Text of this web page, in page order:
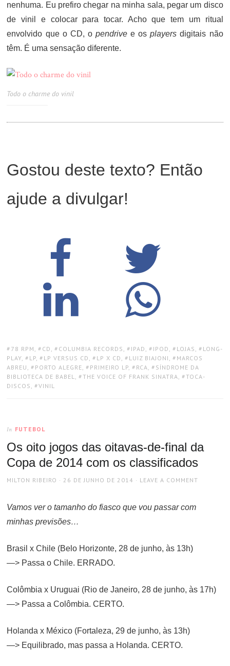
nenhuma. Eu prefiro chegar na minha sala, pegar um disco
de vinil e colocar para tocar. Acho que tem um ritual
envolvido que o CD, o pendrive e osplayers digitais não
têm. É uma sensação diferente.
Todo o charme do vinil
Gostou deste texto? Então
ajude a divulgar!
TAGS:
78 RPM , CD , COLUMBIA RECORDS , IPAD , IPOD , LOJAS , LONG-
PLAY, LP, LP VERSUS CD , LP X CD , LUIZ BIAJONI , MARCOS
ABREU , PORTO ALEGRE, PRIMEIRO LP, RCA, SÍNDROME DA
BIBLIOTECA DE BABEL, THE VOICE OF FRANK SINATRA, TOCA-
DISCOS , VINIL
In FUTEBOL
Os oito jogos das oitavas-de-final da
Copa de 2014 com os classificados
AUTHOR
MILTON RIBEIRO
POSTED
26 DE JUNHO DE 2014 LEAVE A COMMENT
Vamos ver o tamanho do fiasco que vou passar com
minhas previsões…
Brasil x Chile (Belo Horizonte, 28 de junho, às 13h)
—> Passa o Chile. ERRADO.
Colômbia x Uruguai (Rio de Janeiro, 28 de junho, às 17h)
—> Passa a Colômbia. CERTO.
Holanda x México (Fortaleza, 29 de junho, às 13h)
—> Equilibrado, mas passa a Holanda. CERTO.